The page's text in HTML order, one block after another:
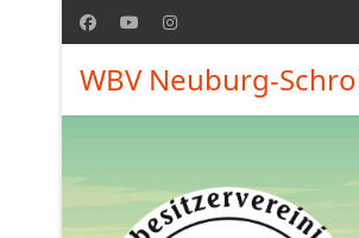
WBV Neuburg-